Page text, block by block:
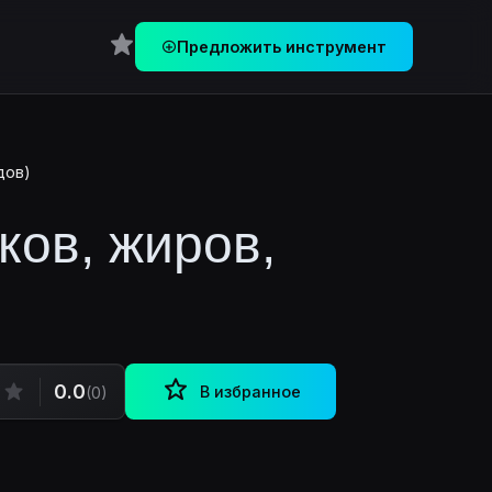
Перейти в Избранное
Предложить инструмент
жиров,
0.0(0) В избранное